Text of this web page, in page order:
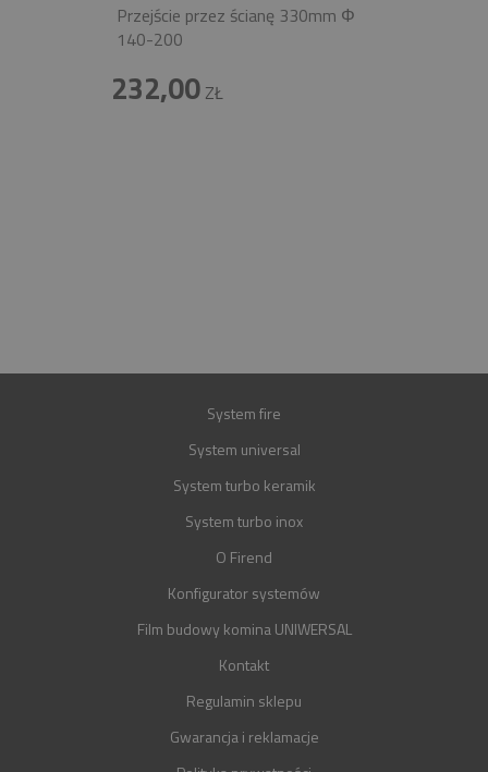
Przejście przez ścianę 330mm Φ
140-200
232,00ZŁ
System fire
System universal
System turbo keramik
System turbo inox
O Firend
Konfigurator systemów
Film budowy komina UNIWERSAL
Kontakt
Regulamin sklepu
Gwarancja i reklamacje